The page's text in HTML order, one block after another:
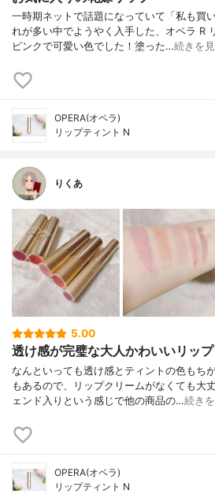
一時期ネットで話題になっていて「私も買
れが多い中でようやく入手した、オペラ R
ピンクで可愛い色でした！塗った…続きを
OPERA(オペラ)
リップティント N
りくあ
5.00
透け感が完璧な大人かわいいリップ
なんといっても透け感とティントの色もち
もあるので、リップクリームがなくても大
ェンド入りという感じで他の商品の…続き
OPERA(オペラ)
リップティント N